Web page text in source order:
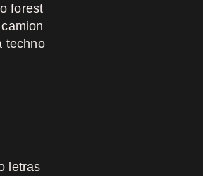
forest
techno
letras